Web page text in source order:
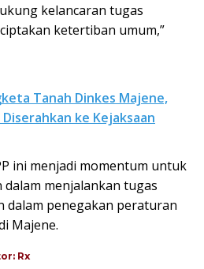
kelancaran tugas
ketertiban umum,”
Tanah Dinkes Majene,
ke Kejaksaan
ini menjadi momentum untuk
menjalankan tugas
dalam penegakan peraturan
Majene.
Rx